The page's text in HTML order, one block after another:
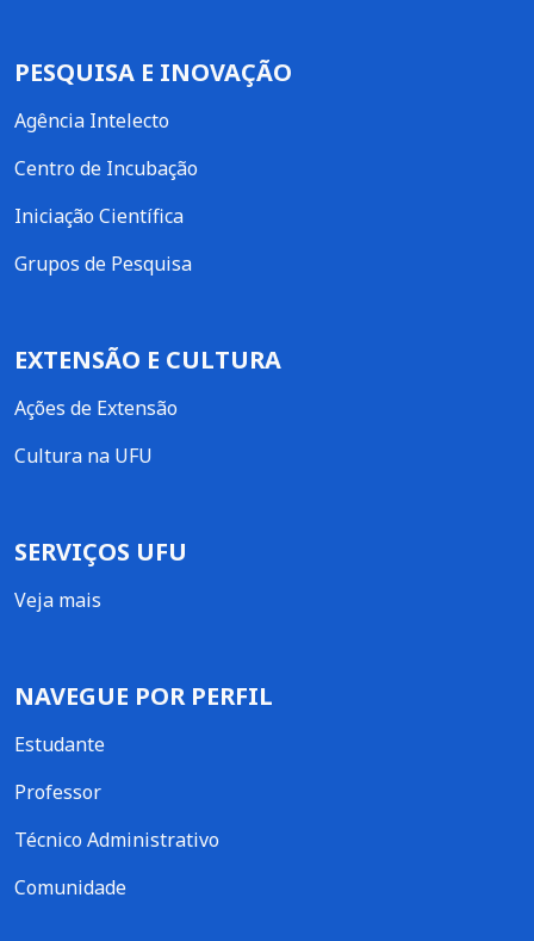
PESQUISA E INOVAÇÃO
Agência Intelecto
Centro de Incubação
Iniciação Científica
Grupos de Pesquisa
EXTENSÃO E CULTURA
Ações de Extensão
Cultura na UFU
SERVIÇOS UFU
Veja mais
NAVEGUE POR PERFIL
Estudante
Professor
Técnico Administrativo
Comunidade